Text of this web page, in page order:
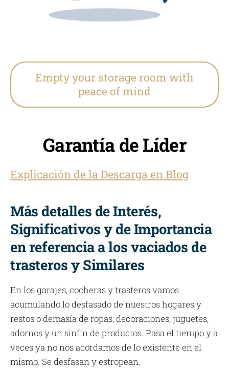
Empty your storage room with
peace of mind
Garantía de Líder
Explicación de la Descarga en Blog
Más detalles de Interés,
Significativos y de Importancia
en referencia a los vaciados de
trasteros y Similares
En los garajes, cocheras y trasteros vamos
acumulando lo desfasado de nuestros hogares y
restos o demasía de ropas, decoraciones, juguetes,
adornos y un sinfín de productos. Pasa el tiempo y a
veces ya no nos acordamos de lo existente en el
mismo. Se desfasan y estropean.